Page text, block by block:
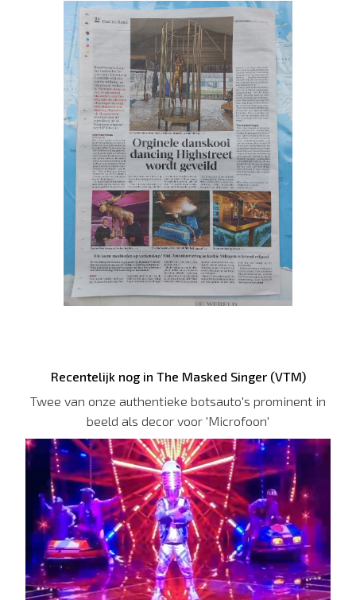
Recentelijk nog in The Masked Singer (VTM)
Twee van onze authentieke botsauto's prominent in
beeld als decor voor 'Microfoon'